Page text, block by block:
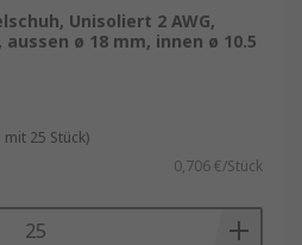
Unisoliert 2 AWG,
aussen ø 18 mm, innen ø 10.5
25 Stück)
0,706 €/Stück